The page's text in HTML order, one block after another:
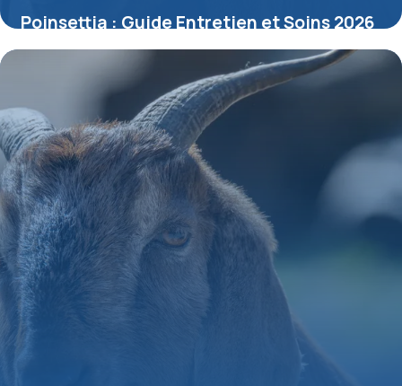
Poinsettia : Guide Entretien et Soins 2026
15 mai 2026